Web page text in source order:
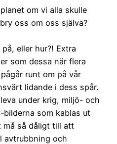
om vi alla skulle
oss om oss själva?
eller hur?! Extra
som dessa när flera
runt om på vår
lidande i dess spår.
under krig, miljö- och
som kablas ut
så dåligt till att
avtrubbning och